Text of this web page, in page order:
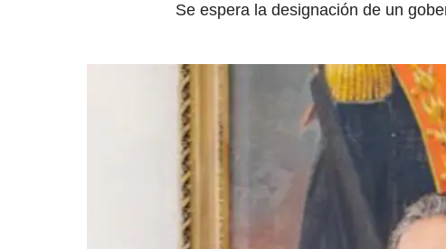
Se espera la designación de un